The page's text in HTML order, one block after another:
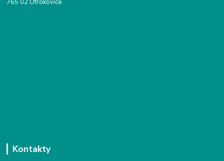
765 02 Otrokovice
Kontakty